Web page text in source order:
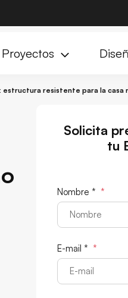
Proyectos
estructura resistente para la
Solicita
tu
Nombre * *
E-mail * *